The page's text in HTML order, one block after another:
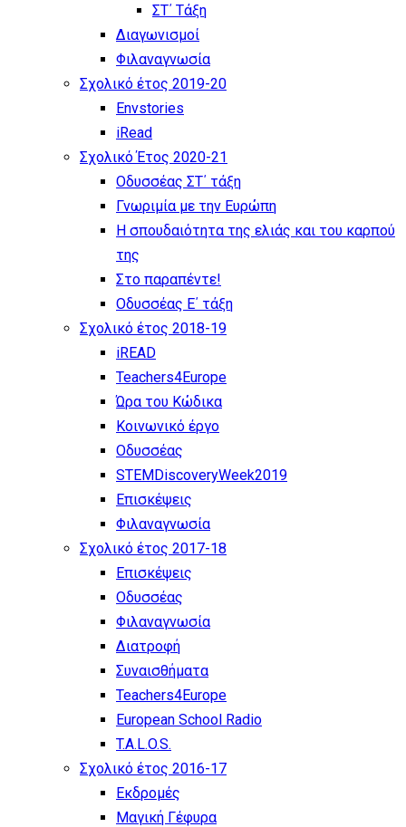
ΣΤ΄ Τάξη
Διαγωνισμοί
Φιλαναγνωσία
Σχολικό έτος 2019-20
Envstories
iRead
Σχολικό Έτος 2020-21
Οδυσσέας ΣΤ΄ τάξη
Γνωριμία με την Ευρώπη
Η σπουδαιότητα της ελιάς και του καρπού
της
Στο παραπέντε!
Οδυσσέας Ε΄ τάξη
Σχολικό έτος 2018-19
iREAD
Teachers4Europe
Ώρα του Κώδικα
Κοινωνικό έργο
Οδυσσέας
STEMDiscoveryWeek2019
Επισκέψεις
Φιλαναγνωσία
Σχολικό έτος 2017-18
Επισκέψεις
Οδυσσέας
Φιλαναγνωσία
Διατροφή
Συναισθήματα
Teachers4Europe
European School Radio
T.A.L.O.S.
Σχολικό έτος 2016-17
Εκδρομές
Μαγική Γέφυρα